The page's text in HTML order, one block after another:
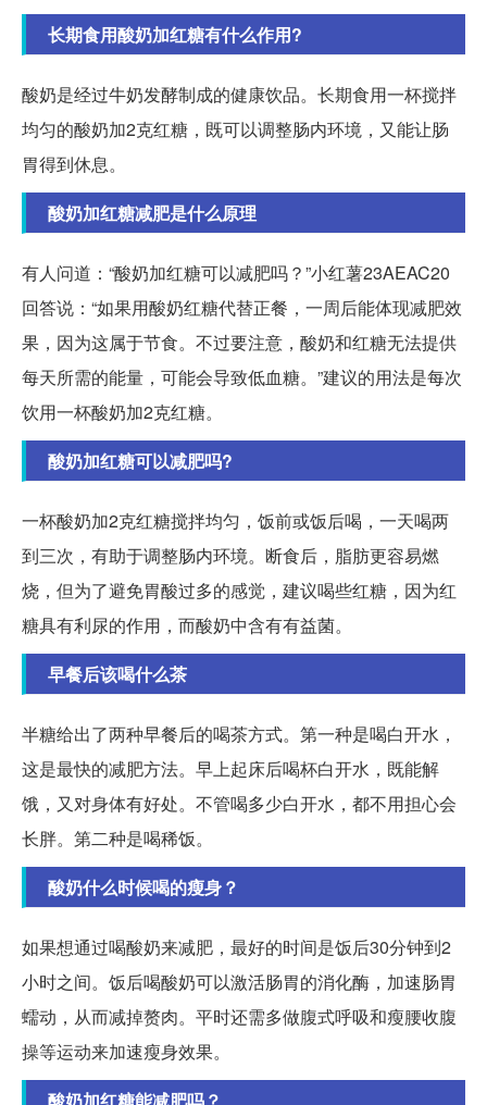
长期食用酸奶加红糖有什么作用?
酸奶是经过牛奶发酵制成的健康饮品。长期食用一杯搅拌
均匀的酸奶加2克红糖，既可以调整肠内环境，又能让肠
胃得到休息。
酸奶加红糖减肥是什么原理
有人问道：“酸奶加红糖可以减肥吗？”小红薯23AEAC20
回答说：“如果用酸奶红糖代替正餐，一周后能体现减肥效
果，因为这属于节食。不过要注意，酸奶和红糖无法提供
每天所需的能量，可能会导致低血糖。”建议的用法是每次
饮用一杯酸奶加2克红糖。
酸奶加红糖可以减肥吗?
一杯酸奶加2克红糖搅拌均匀，饭前或饭后喝，一天喝两
到三次，有助于调整肠内环境。断食后，脂肪更容易燃
烧，但为了避免胃酸过多的感觉，建议喝些红糖，因为红
糖具有利尿的作用，而酸奶中含有有益菌。
早餐后该喝什么茶
半糖给出了两种早餐后的喝茶方式。第一种是喝白开水，
这是最快的减肥方法。早上起床后喝杯白开水，既能解
饿，又对身体有好处。不管喝多少白开水，都不用担心会
长胖。第二种是喝稀饭。
酸奶什么时候喝的瘦身？
如果想通过喝酸奶来减肥，最好的时间是饭后30分钟到2
小时之间。饭后喝酸奶可以激活肠胃的消化酶，加速肠胃
蠕动，从而减掉赘肉。平时还需多做腹式呼吸和瘦腰收腹
操等运动来加速瘦身效果。